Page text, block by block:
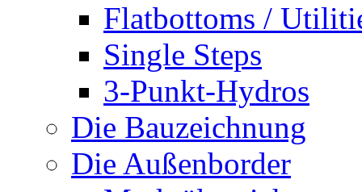
Flatbottoms /
Single Steps
3-Punkt-Hydros
Die Bauzeichnung
Die Außenborder